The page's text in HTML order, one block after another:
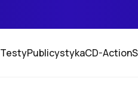
TestyPublicystykaCD-Action